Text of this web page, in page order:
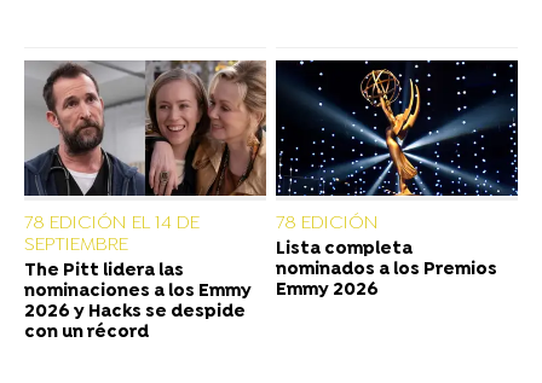
78 EDICIÓN EL 14 DE
SEPTIEMBRE
The Pitt lidera las
nominaciones a los Emmy
2026 y Hacks se despide
con un récord
78 EDICIÓN
Lista completa
nominados a los Premios
Emmy 2026